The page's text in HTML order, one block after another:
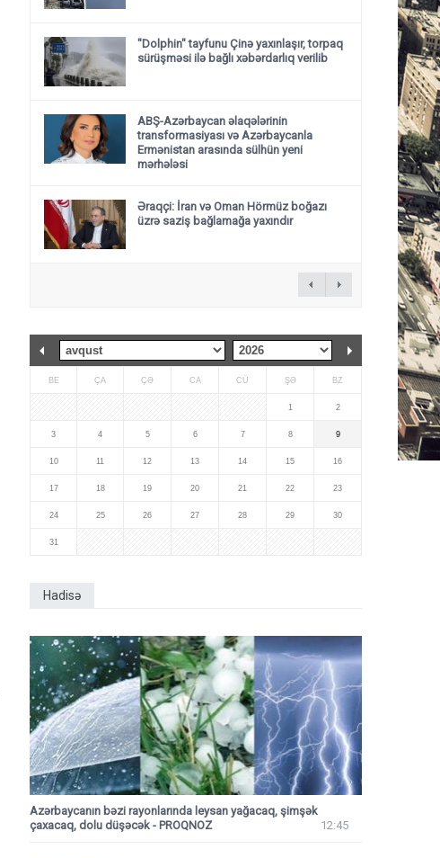
"Dolphin" tayfunu Çinə yaxınlaşır, torpaq
sürüşməsi ilə bağlı xəbərdarlıq verilib
ABŞ-Azərbaycan əlaqələrinin
transformasiyası və Azərbaycanla
Ermənistan arasında sülhün yeni
mərhələsi
Əraqçi: İran və Oman Hörmüz boğazı
üzrə saziş bağlamağa yaxındır
BE ÇA ÇƏ CA CÜ ŞƏ BZ
1 2
3 4 5 6 7 8 9
10 11 12 13 14 15 16
17 18 19 20 21 22 23
24 25 26 27 28 29 30
31
Hadisə
Azərbaycanın bəzi rayonlarında leysan yağacaq, şimşək
çaxacaq, dolu düşəcək - PROQNOZ
12:45